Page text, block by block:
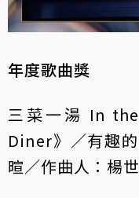
年度歌曲獎
三菜一湯 In
Diner》／有趣
暄／作曲人：楊